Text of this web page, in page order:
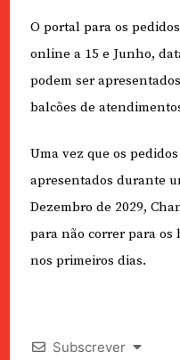
O portal para os
online a 15 e Junho,
podem ser
balcões de
Uma vez que os
apresentados durante
Dezembro de 2029,
para não correr para os
nos primeiros dias.
Subscrever